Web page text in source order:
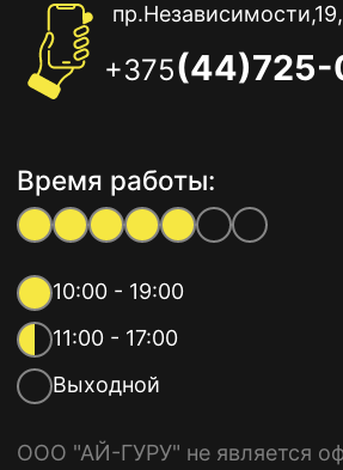
+375
Время работы:
10:00 - 19:00
11:00 - 17:00
Выходной
ООО "АЙ-ГУРУ" не является